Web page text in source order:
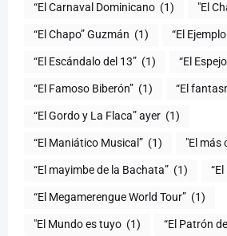
“El Carnaval Dominicano (1) "El
“El Chapo” Guzmán (1) “El
“El Escándalo del 13” (1) “El
“El Famoso Biberón” (1) “El
“El Gordo y La Flaca” ayer (1)
“El Maniático Musical” (1) "El más
“El mayimbe de la Bachata” (1)
“El Megamerengue World Tour” (1)
"El Mundo es tuyo (1) “El Patrón